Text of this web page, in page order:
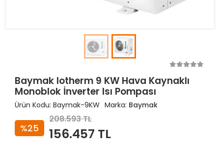
Baymak Iotherm 9 KW Hava Kaynaklı
Monoblok İnverter Isı Pompası
Ürün Kodu: Baymak-9KW Marka: Baymak
%25
208.593 TL
156.457 TL